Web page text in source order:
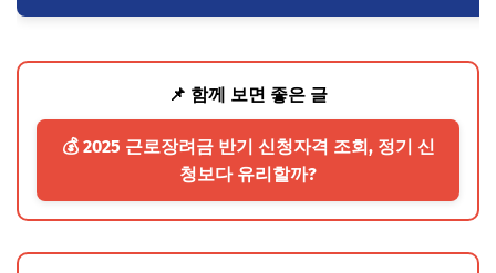
📌 함께 보면 좋은 글
💰 2025 근로장려금 반기 신청자격 조회, 정기 신
청보다 유리할까?